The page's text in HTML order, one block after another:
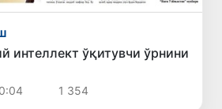
интеллект ўқитувчи ўрнини
1 354